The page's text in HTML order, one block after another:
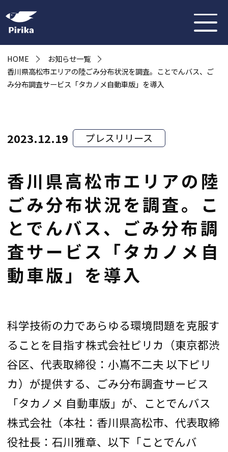
HOME
お知らせ一覧
香川県高松市エリアの陸ごみ分布状況を調査。ことでんバス、ご
み分布調査サービス「タカノメ自動車版」を導入
2023.12.19 プレスリリース
香川県高松市エリアの陸
ごみ分布状況を調査。こ
とでんバス、ごみ分布調
査サービス「タカノメ自
動車版」を導入
科学技術の力であらゆる環境問題を克服す
ることを目指す株式会社ピリカ（東京都渋
谷区、代表取締役：小嶌不二夫 以下ピリ
カ）が提供する、ごみ分布調査サービス
「タカノメ 自動車版」が、ことでんバス
株式会社（本社：香川県高松市、代表取締
役社長：石川雅章、以下「ことでんバ